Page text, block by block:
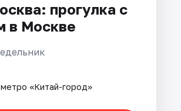
прогулка с
в Москве
«Китай-город»